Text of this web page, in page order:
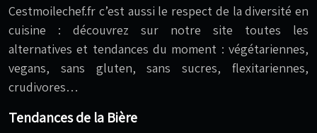
Cestmoilechef.fr c’est aussi le respect de la diversité en
cuisine : découvrez sur notre site toutes les
alternatives et tendances du moment : végétariennes,
vegans, sans gluten, sans sucres, flexitariennes,
crudivores…
Tendances de la Bière